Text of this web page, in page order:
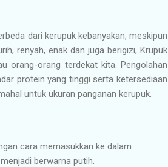
dari kerupuk kebanyakan, meskipun
renyah, enak dan juga berigizi, Krupuk
orang-orang terdekat kita. Pengolahan
protein yang tinggi serta ketersediaan
untuk ukuran panganan kerupuk.
cara memasukkan ke dalam
berwarna putih.